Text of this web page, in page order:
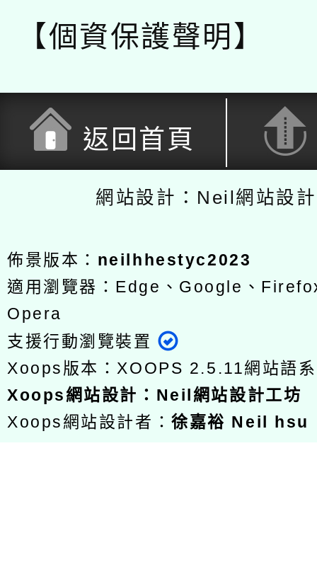
【個資保護聲明】
返回首頁
網站設計：Neil網站設
佈景版本： neilhhestyc2023
適用瀏覽器：Edge、Google、
Opera
支援行動瀏覽裝置
Xoops版本：XOOPS 2.5.11網站語
Xoops網站設計 ： Neil網站設計工坊
Xoops網站設計者：徐嘉裕 Neil hsu